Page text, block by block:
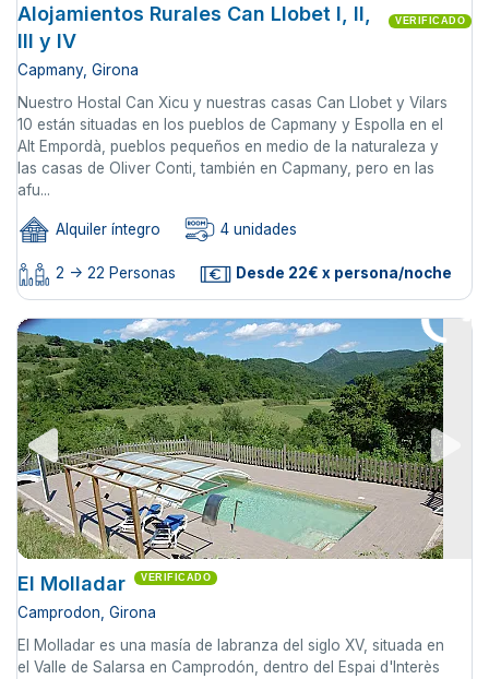
Alojamientos Rurales Can Llobet I, II,
III y IV
VERIFICADO
Capmany, Girona
Nuestro Hostal Can Xicu y nuestras casas Can Llobet y Vilars
10 están situadas en los pueblos de Capmany y Espolla en el
Alt Empordà, pueblos pequeños en medio de la naturaleza y
las casas de Oliver Conti, también en Capmany, pero en las
afu...
Alquiler íntegro 4 unidades
2 -> 22 Personas Desde 22€ x persona/noche
El Molladar VERIFICADO
Camprodon, Girona
El Molladar es una masía de labranza del siglo XV, situada en
el Valle de Salarsa en Camprodón, dentro del Espai d'Interès